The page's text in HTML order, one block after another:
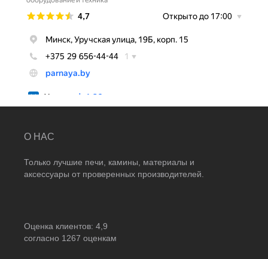
О НАС
Только лучшие печи, камины, материалы и
аксессуары от проверенных производителей.
Оценка клиентов: 4,9
согласно 1267 оценкам